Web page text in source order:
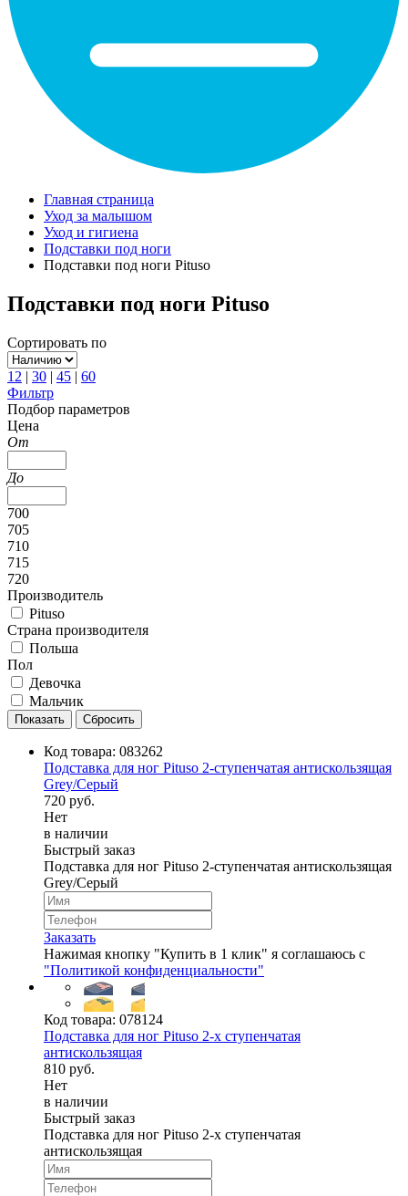
Главная страница
Уход за малышом
Уход и гигиена
Подставки под ноги
Подставки под ноги Pituso
Подставки под ноги Pituso
Сортировать по
12 | 30 | 45 | 60
Фильтр
Подбор параметров
Цена
От
До
700
705
710
715
720
Производитель
Pituso
Страна производителя
Польша
Пол
Девочка
Мальчик
Код товара: 083262
Подставка для ног Pituso 2-ступенчатая антискользящая
Grey/Серый
720 руб.
Нет
в наличии
Быстрый заказ
Подставка для ног Pituso 2-ступенчатая антискользящая
Grey/Серый
Заказать
Нажимая кнопку "Купить в 1 клик" я соглашаюсь с
"Политикой конфиденциальности"
Код товара: 078124
Подставка для ног Pituso 2-х ступенчатая
антискользящая
810 руб.
Нет
в наличии
Быстрый заказ
Подставка для ног Pituso 2-х ступенчатая
антискользящая